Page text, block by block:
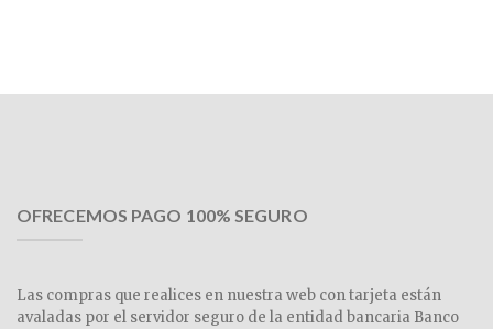
OFRECEMOS PAGO 100% SEGURO
Las compras que realices en nuestra web con tarjeta están
avaladas por el servidor seguro de la entidad bancaria Banco